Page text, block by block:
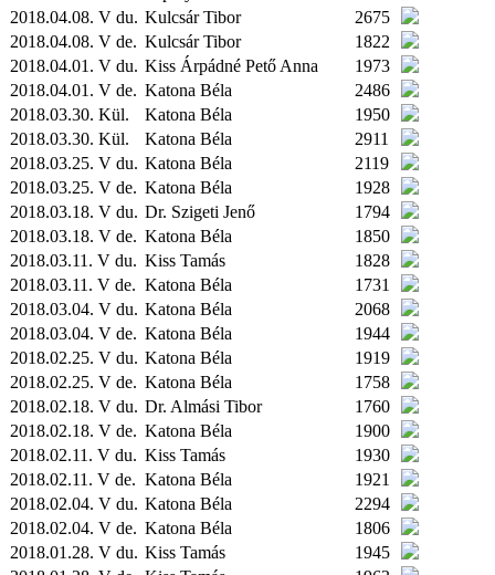
2018.04.08. V du. Kulcsár Tibor
2675
2018.04.08. V de. Kulcsár Tibor
1822
2018.04.01. V du. Kiss Árpádné Pető Anna
1973
2018.04.01. V de. Katona Béla
2486
2018.03.30. Kül. Katona Béla
1950
2018.03.30. Kül. Katona Béla
2911
2018.03.25. V du. Katona Béla
2119
2018.03.25. V de. Katona Béla
1928
2018.03.18. V du. Dr. Szigeti Jenő
1794
2018.03.18. V de. Katona Béla
1850
2018.03.11. V du. Kiss Tamás
1828
2018.03.11. V de. Katona Béla
1731
2018.03.04. V du. Katona Béla
2068
2018.03.04. V de. Katona Béla
1944
2018.02.25. V du. Katona Béla
1919
2018.02.25. V de. Katona Béla
1758
2018.02.18. V du. Dr. Almási Tibor
1760
2018.02.18. V de. Katona Béla
1900
2018.02.11. V du. Kiss Tamás
1930
2018.02.11. V de. Katona Béla
1921
2018.02.04. V du. Katona Béla
2294
2018.02.04. V de. Katona Béla
1806
2018.01.28. V du. Kiss Tamás
1945